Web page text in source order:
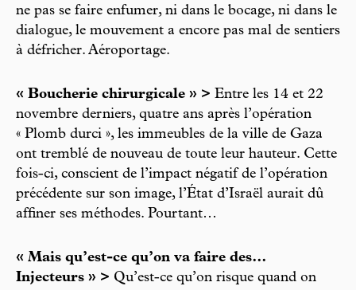
ne pas se faire enfumer, ni dans le bocage, ni dans le
dialogue, le mouvement a encore pas mal de sentiers
à défricher. Aéroportage.
« Boucherie chirurgicale » > Entre les 14 et 22
novembre derniers, quatre ans après l’opération
« Plomb durci », les immeubles de la ville de Gaza
ont tremblé de nouveau de toute leur hauteur. Cette
fois-ci, conscient de l’impact négatif de l’opération
précédente sur son image, l’État d’Israël aurait dû
affiner ses méthodes. Pourtant…
« Mais qu’est-ce qu’on va faire des…
Injecteurs » > Qu’est-ce qu’on risque quand on